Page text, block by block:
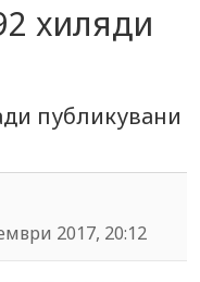
хиляди
публикувани
2017, 20:12